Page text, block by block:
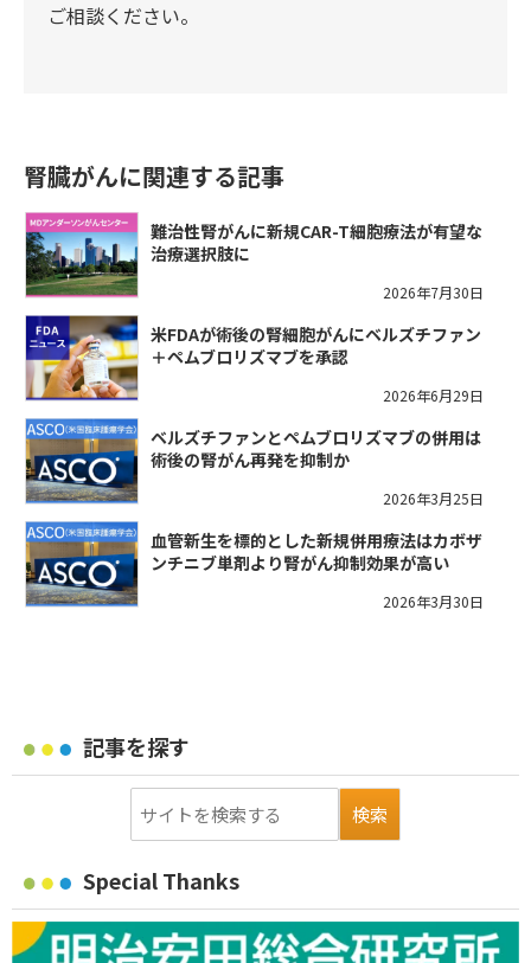
ご相談ください。
腎臓がんに関連する記事
難治性腎がんに新規CAR-T細胞療法が有望な
治療選択肢に
2026年7月30日
米FDAが術後の腎細胞がんにベルズチファン
＋ペムブロリズマブを承認
2026年6月29日
ベルズチファンとペムブロリズマブの併用は
術後の腎がん再発を抑制か
2026年3月25日
血管新生を標的とした新規併用療法はカボザ
ンチニブ単剤より腎がん抑制効果が高い
2026年3月30日
記事を探す
Special Thanks